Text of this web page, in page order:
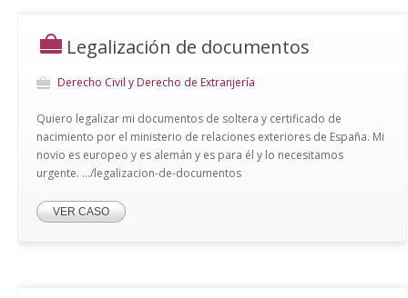
Legalización de documentos
Derecho Civil y Derecho de Extranjería
Quiero legalizar mi documentos de soltera y certificado de
nacimiento por el ministerio de relaciones exteriores de España. Mi
novio es europeo y es alemán y es para él y lo necesitamos
urgente. .../legalizacion-de-documentos
VER CASO